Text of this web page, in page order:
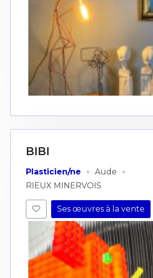
BIBI
Plasticien/ne · Aude ·
RIEUX MINERVOIS
Ses œuvres à la vente